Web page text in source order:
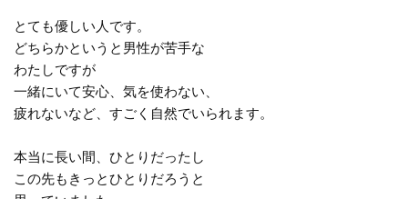
とても優しい人です。
どちらかというと男性が苦手な
わたしですが
一緒にいて安心、気を使わない、
疲れないなど、すごく自然でいられます。
本当に長い間、ひとりだったし
この先もきっとひとりだろうと